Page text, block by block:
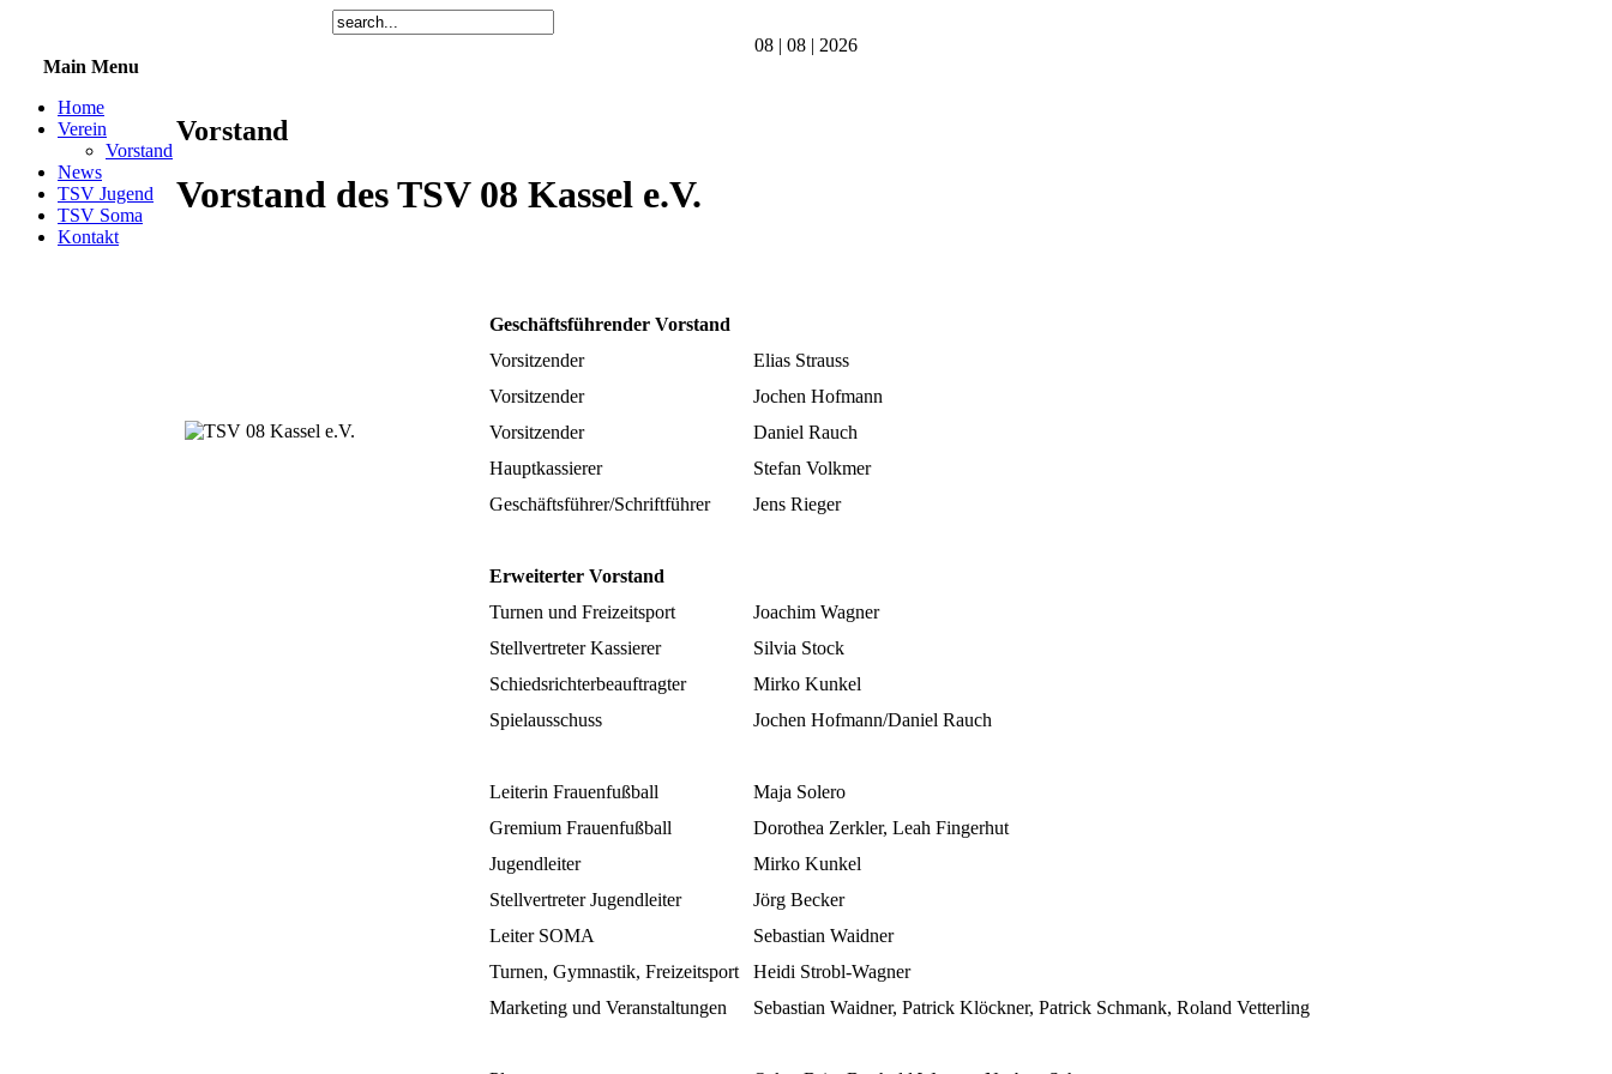
08 | 08 | 2026
Main Menu
Home
Verein
Vorstand
News
TSV Jugend
TSV Soma
Kontakt
Vorstand
Vorstand des TSV 08 Kassel e.V.
Geschäftsführender Vorstand
Vorsitzender
Elias Strauss
Vorsitzender
Jochen Hofmann
Vorsitzender
Daniel Rauch
Hauptkassierer
Stefan Volkmer
Geschäftsführer/Schriftführer
Jens Rieger
Erweiterter Vorstand
Turnen und Freizeitsport
Joachim Wagner
Stellvertreter Kassierer
Silvia Stock
Schiedsrichterbeauftragter
Mirko Kunkel
Spielausschuss
Jochen Hofmann/Daniel Rauch
Leiterin Frauenfußball
Maja Solero
Gremium Frauenfußball
Dorothea Zerkler, Leah Fingerhut
Jugendleiter
Mirko Kunkel
Stellvertreter Jugendleiter
Jörg Becker
Leiter SOMA
Sebastian Waidner
Turnen, Gymnastik, Freizeitsport
Heidi Strobl-Wagner
Marketing und Veranstaltungen
Sebastian Waidner, Patrick Klöckner, Patrick Schmank, Roland Vetterling